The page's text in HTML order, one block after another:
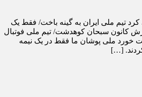
کرد تیم ملی ایران به گینه باخت/ فقط یک
کانون سبحان کوهدشت/ تیم ملی فوتبال
خورد ملی پوشان ما فقط در یک نیمه
[…]